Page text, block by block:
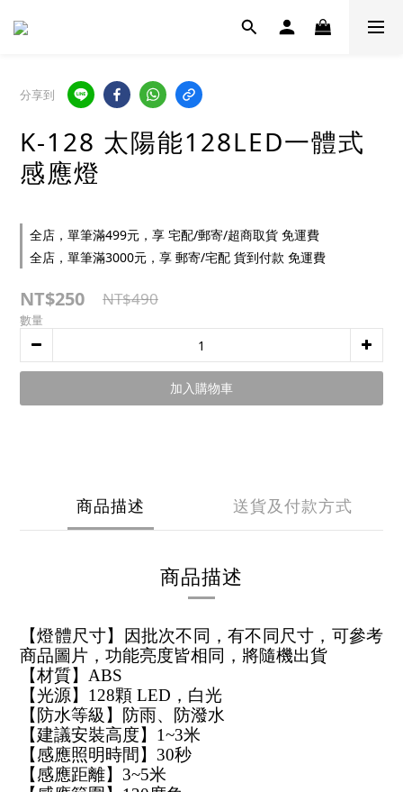
分享到
K-128 太陽能128LED一體式
感應燈
全店，單筆滿499元，享 宅配/郵寄/超商取貨 免運費
全店，單筆滿3000元，享 郵寄/宅配 貨到付款 免運費
NT$250 NT$490
數量
加入購物車
商品描述 送貨及付款方式
商品描述
【燈體尺寸】因批次不同，有不同尺寸，可參考
商品圖片，功能亮度皆相同，將隨機出貨
【材質】ABS
【光源】128顆 LED，白光
【防水等級】防雨、防潑水
【建議安裝高度】1~3米
【感應照明時間】30秒
【感應距離】3~5米